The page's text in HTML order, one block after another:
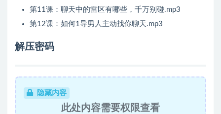
第11课：聊天中的雷区有哪些，千万别碰.mp3
第12课：如何1导男人主动找你聊天.mp3
解压密码
隐藏内容
此处内容需要权限查看